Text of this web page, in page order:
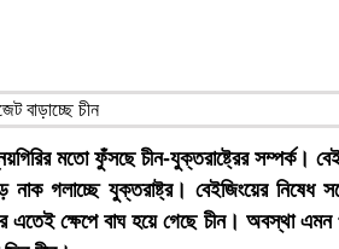
মতো ফুঁসছে চীন-যুক্তরাষ্ট্রের সম্পর্ক।
গলাচ্ছে যুক্তরাষ্ট্র। বেইজিংয়ের নিষেধ
এতেই ক্ষেপে বাঘ হয়ে গেছে চীন। অবস্থা এমন